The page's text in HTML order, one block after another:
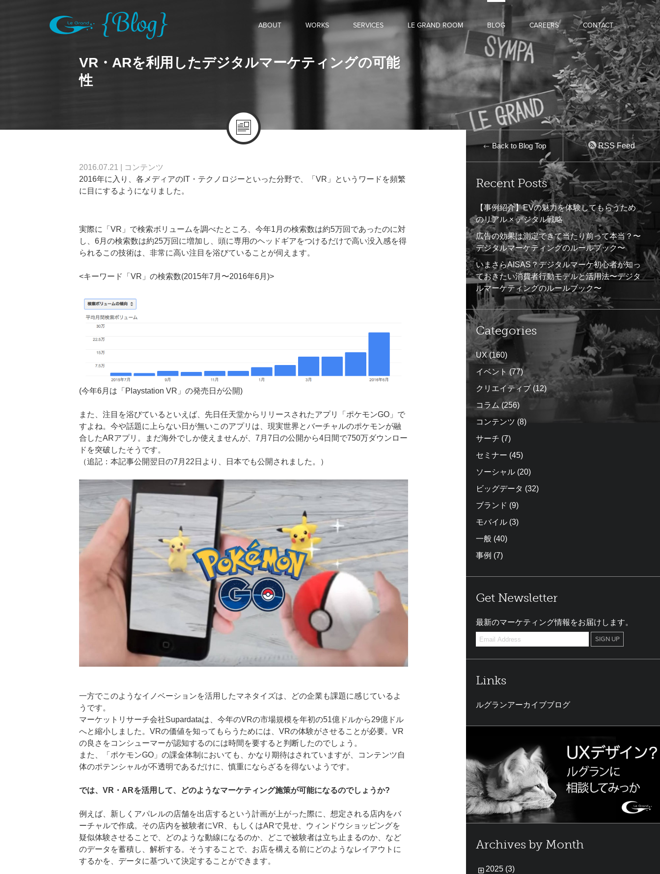
ABOUT WORKS SERVICES LE GRAND ROOM BLOG CAREERS CONTACT
VR・ARを利用したデジタルマーケティングの可能
性
2016.07.21
コンテンツ
2016年に入り、各メディアのIT・テクノロジーといった分野で、「VR」というワードを頻繁
に目にするようになりました。
実際に「VR」で検索ボリュームを調べたところ、今年1月の検索数は約5万回であったのに対
し、6月の検索数は約25万回に増加し、頭に専用のヘッドギアをつけるだけで高い没入感を得
られるこの技術は、非常に高い注目を浴びていることが伺えます。
<キーワード「VR」の検索数(2015年7月〜2016年6月)>
(今年6月は「Playstation VR」の発売日が公開)
また、注目を浴びているといえば、先日任天堂からリリースされたアプリ「ポケモンGO」で
すよね。今や話題に上らない日が無いこのアプリは、現実世界とバーチャルのポケモンが融
合したARアプリ。まだ海外でしか使えませんが、7月7日の公開から4日間で750万ダウンロー
ドを突破したそうです。
（追記：本記事公開翌日の7月22日より、日本でも公開されました。）
一方でこのようなイノベーションを活用したマネタイズは、どの企業も課題に感じているよ
うです。
マーケットリサーチ会社Supardataは、今年のVRの市場規模を年初の51億ドルから29億ドル
へと縮小しました。VRの価値を知ってもらうためには、VRの体験がさせることが必要。VR
の良さをコンシューマーが認知するのには時間を要すると判断したのでしょう。
また、「ポケモンGO」の課金体制においても、かなり期待はされていますが、コンテンツ自
体のポテンシャルが不透明であるだけに、慎重にならざるを得ないようです。
では、VR・ARを活用して、どのようなマーケティング施策が可能になるのでしょうか?
例えば、新しくアパレルの店舗を出店するという計画が上がった際に、想定される店内をバ
ーチャルで作成。その店内を被験者にVR、もしくはARで見せ、ウィンドウショッピングを
疑似体験させることで、どのような動線になるのか、どこで被験者は立ち止まるのか、など
のデータを蓄積し、解析する。そうすることで、お店を構える前にどのようなレイアウトに
するかを、データに基づいて決定することができます。
Back to Blog Top RSS Feed
Recent Posts
【事例紹介】EVの魅力を体験してもらうため
のリアル × デジタル戦略
広告の効果は測定できて当たり前って本当？〜
デジタルマーケティングのルールブック〜
いまさらAISAS？デジタルマーケ初心者が知っ
ておきたい消費者行動モデルと活用法〜デジタ
ルマーケティングのルールブック〜
Categories
UX(160)
イベント(77)
クリエイティブ(12)
コラム (256)
コンテンツ (8)
サーチ (7)
セミナー (45)
ソーシャル (20)
ビッグデータ (32)
ブランド (9)
モバイル (3)
一般 (40)
事例 (7)
Get Newsletter
最新のマーケティング情報をお届けします。
Links
ルグランアーカイブブログ
Archives by Month
2025 (3)